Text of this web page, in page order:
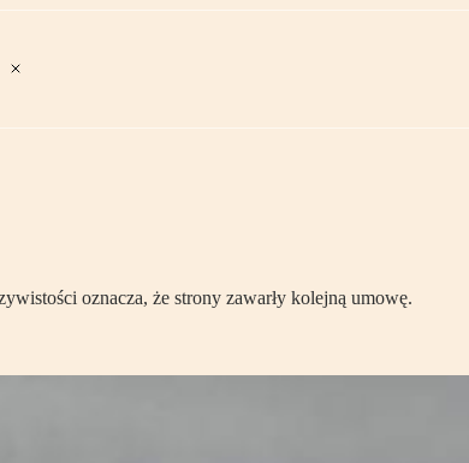
oznacza, że strony zawarły kolejną umowę.